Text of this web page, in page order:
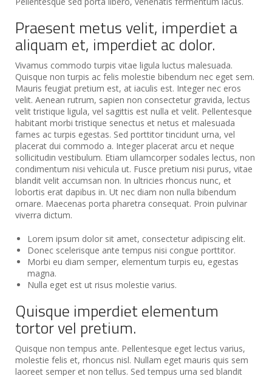
Praesent metus velit, imperdiet a
aliquam et, imperdiet ac dolor.
Vivamus commodo turpis vitae ligula luctus malesuada.
Quisque non turpis ac felis molestie bibendum nec eget sem.
Mauris feugiat pretium est, at iaculis est. Integer nec eros
velit. Aenean rutrum, sapien non consectetur gravida, lectus
velit tristique ligula, vel sagittis est nulla et velit. Pellentesque
habitant morbi tristique senectus et netus et malesuada
fames ac turpis egestas. Sed porttitor tincidunt urna, vel
placerat dui commodo a. Integer placerat arcu et neque
sollicitudin vestibulum. Etiam ullamcorper sodales lectus, non
condimentum nisi vehicula ut. Fusce pretium nisi purus, vitae
blandit velit accumsan non. In ultricies rhoncus nunc, et
lobortis erat dapibus in. Ut nec diam non nulla bibendum
ornare. Maecenas porta pharetra consequat. Proin pulvinar
viverra dictum.
Lorem ipsum dolor sit amet, consectetur adipiscing elit.
Donec scelerisque ante tempus nisi congue porttitor.
Morbi eu diam semper, elementum turpis eu, egestas
magna.
Nulla eget est ut risus molestie varius.
Quisque imperdiet elementum
tortor vel pretium.
Quisque non tempus ante. Pellentesque eget lectus varius,
molestie felis et, rhoncus nisl. Nullam eget mauris quis sem
laoreet semper et non tellus. Sed tempus urna sed blandit